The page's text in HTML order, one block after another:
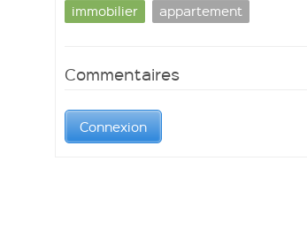
Soumettre un lien
immobilier
appartement
Commentaires
Connexion